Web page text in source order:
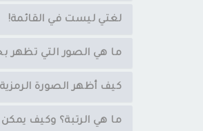
لغتي ليست في القائمة!
ما هي الصور التي تظهر
كيف أظهر الصورة
ما هي الرتبة؟ وكيف يمكن